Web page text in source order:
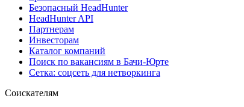
Безопасный HeadHunter
HeadHunter API
Партнерам
Инвесторам
Каталог компаний
Поиск по вакансиям в Бачи-Юрте
Сетка: соцсеть для нетворкинга
Соискателям